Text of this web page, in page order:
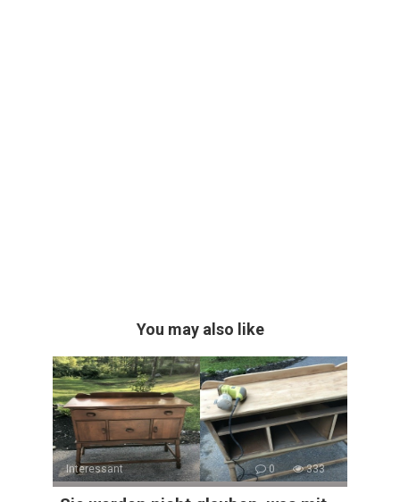
You may also like
Interessant 0 333